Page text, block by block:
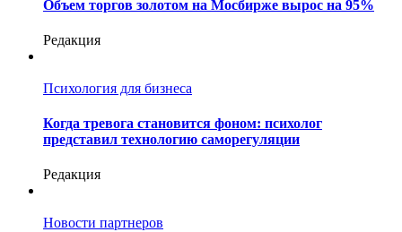
Объем торгов золотом на Мосбирже вырос на 95%
Редакция
Психология для бизнеса
Когда тревога становится фоном: психолог
представил технологию саморегуляции
Редакция
Новости партнеров